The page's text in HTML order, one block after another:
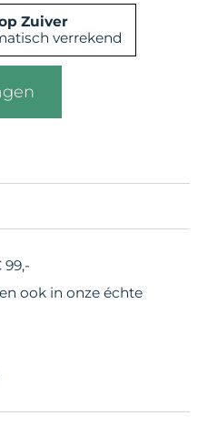
Zuiver
verrekend
ook in onze échte